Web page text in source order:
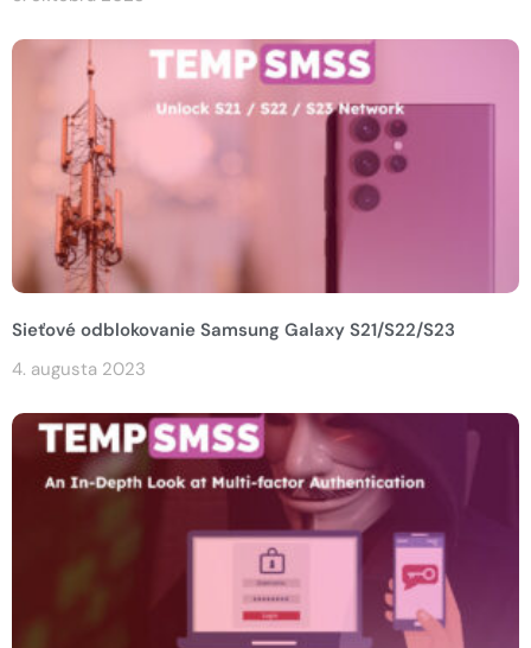
Sieťové odblokovanie Samsung Galaxy S21/S22/S23
4. augusta 2023